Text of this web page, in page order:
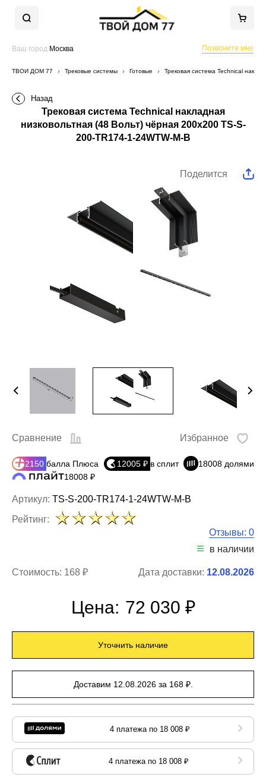
Ваш город Москва Позвоните мне
ТВОЙ ДОМ 77 Трековые системы Готовые Трековая система Technical
Назад
Трековая система Technical накладная
низковольтная (48 Вольт) чёрная 200x200 TS-S-
200-TR174-1-24WTW-M-B
Поделится
Артикул: TS-S-200-TR174-1-24WTW-M-B
Сравнение Избранное
2150 балла Плюса 12005 ₽ в сплит
18008 долями
18008 ₽
Рейтинг:
Отзывы: 0
в наличии
Стоимость: 168 ₽ Дата доставки: 12.08.2026
Цена: 72 030 ₽
Уточнить наличие
Доставим 12.08.2026 за 168 ₽.
4 платежа по 18 008 ₽
4 платежа по 18 008 ₽